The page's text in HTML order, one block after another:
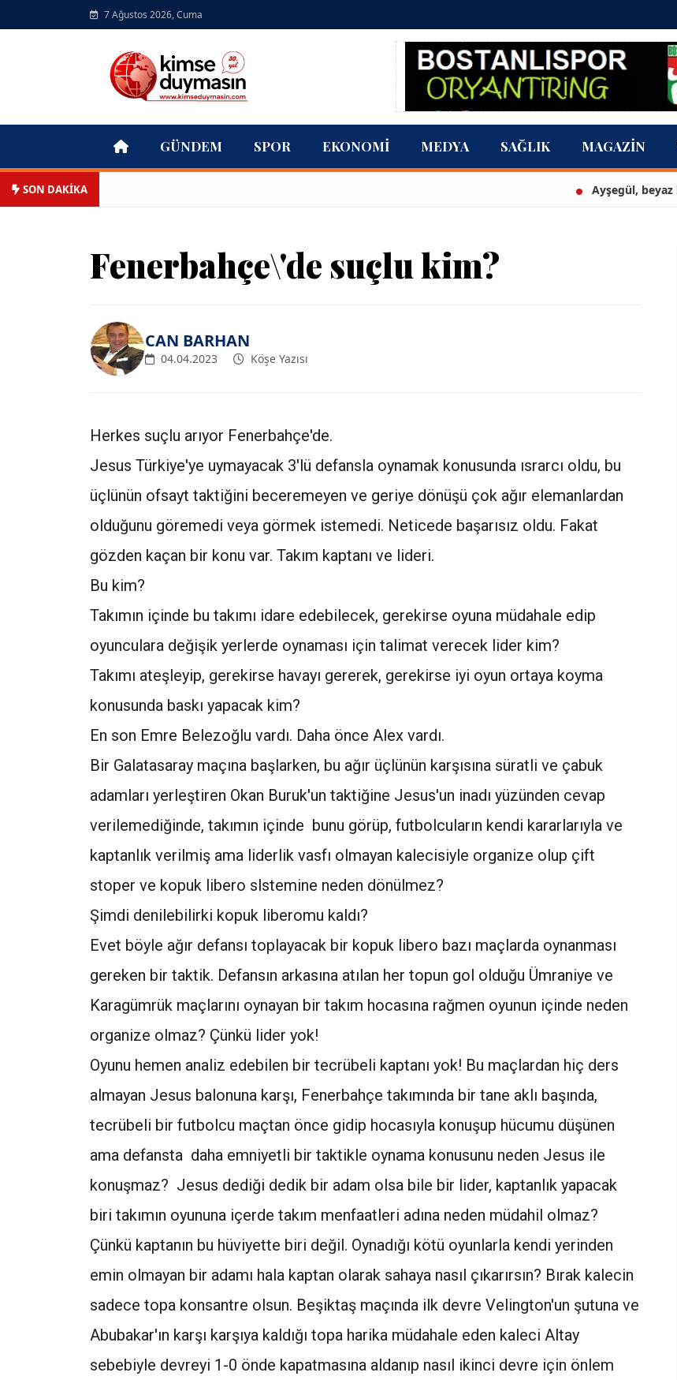
7 Ağustos 2026, Cuma
GÜNDEM SPOR EKONOMI MEDYA SAĞLIK MAGAZIN
SON DAKİKA Ayşegül, beyaz bikinisiyle
Fenerbahçe\'de suçlu kim?
CAN BARHAN
04.04.2023 Köşe Yazısı
Herkes suçlu arıyor Fenerbahçe'de.
Jesus Türkiye'ye uymayacak 3'lü defansla oynamak konusunda ısrarcı oldu, bu
üçlünün ofsayt taktiğini beceremeyen ve geriye dönüşü çok ağır elemanlardan
olduğunu göremedi veya görmek istemedi. Neticede başarısız oldu. Fakat
gözden kaçan bir konu var. Takım kaptanı ve lideri.
Bu kim?
Takımın içinde bu takımı idare edebilecek, gerekirse oyuna müdahale edip
oyunculara değişik yerlerde oynaması için talimat verecek lider kim?
Takımı ateşleyip, gerekirse havayı gererek, gerekirse iyi oyun ortaya koyma
konusunda baskı yapacak kim?
En son Emre Belezoğlu vardı. Daha önce Alex vardı.
Bir Galatasaray maçına başlarken, bu ağır üçlünün karşısına süratli ve çabuk
adamları yerleştiren Okan Buruk'un taktiğine Jesus'un inadı yüzünden cevap
verilemediğinde, takımın içinde bunu görüp, futbolcuların kendi kararlarıyla ve
kaptanlık verilmiş ama liderlik vasfı olmayan kalecisiyle organize olup çift
stoper ve kopuk libero slstemine neden dönülmez?
Şimdi denilebilirki kopuk liberomu kaldı?
Evet böyle ağır defansı toplayacak bir kopuk libero bazı maçlarda oynanması
gereken bir taktik. Defansın arkasına atılan her topun gol olduğu Ümraniye ve
Karagümrük maçlarını oynayan bir takım hocasına rağmen oyunun içinde neden
organize olmaz? Çünkü lider yok!
Oyunu hemen analiz edebilen bir tecrübeli kaptanı yok! Bu maçlardan hiç ders
almayan Jesus balonuna karşı, Fenerbahçe takımında bir tane aklı başında,
tecrübeli bir futbolcu maçtan önce gidip hocasıyla konuşup hücumu düşünen
ama defansta daha emniyetli bir taktikle oynama konusunu neden Jesus ile
konuşmaz? Jesus dediği dedik bir adam olsa bile bir lider, kaptanlık yapacak
biri takımın oyununa içerde takım menfaatleri adına neden müdahil olmaz?
Çünkü kaptanın bu hüviyette biri değil. Oynadığı kötü oyunlarla kendi yerinden
emin olmayan bir adamı hala kaptan olarak sahaya nasıl çıkarırsın? Bırak kalecin
sadece topa konsantre olsun. Beşiktaş maçında ilk devre Velington'un şutuna ve
Abubakar'ın karşı karşıya kaldığı topa harika müdahale eden kaleci Altay
sebebiyle devreyi 1-0 önde kapatmasına aldanıp nasıl ikinci devre için önlem